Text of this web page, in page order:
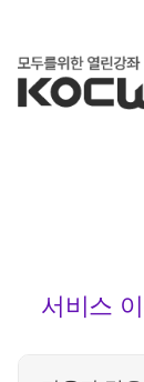
서비스